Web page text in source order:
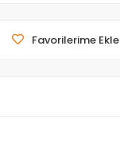
Favorilerime Ekle